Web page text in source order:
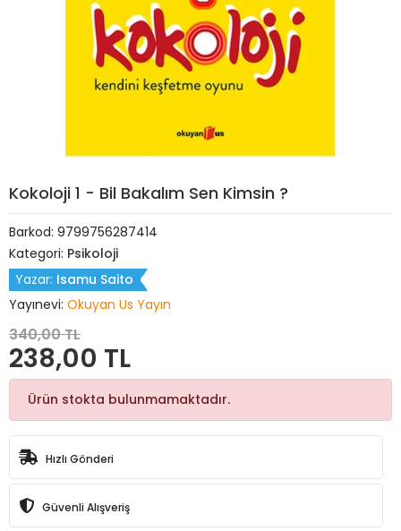
Kokoloji 1 - Bil Bakalım Sen Kimsin ?
Barkod: 9799756287414
Kategori: Psikoloji
Yazar: Isamu Saito
Yayınevi: Okuyan Us Yayın
340,00 TL
238,00 TL
Ürün stokta bulunmamaktadır.
Hızlı Gönderi
Güvenli Alışveriş